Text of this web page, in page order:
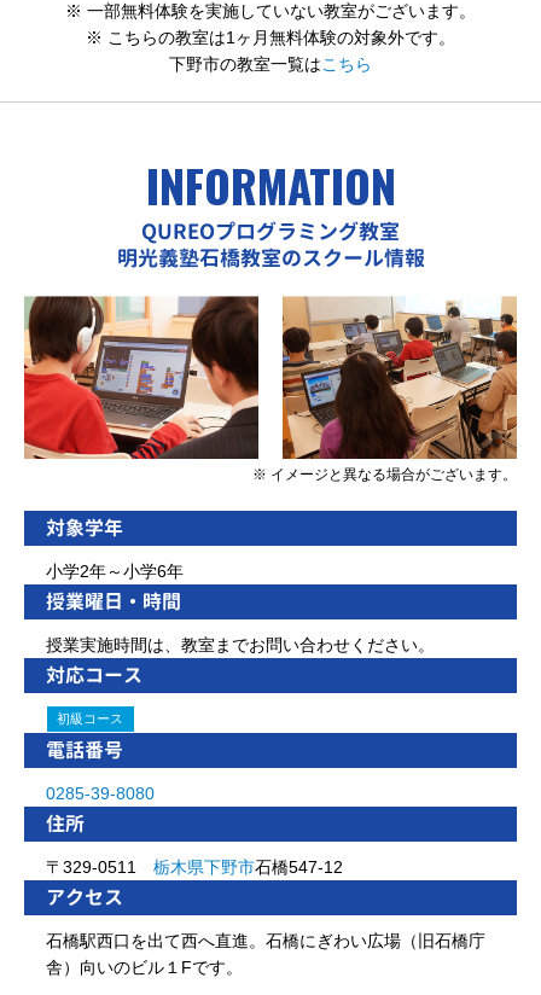
※ 一部無料体験を実施していない教室がございます。
※ こちらの教室は1ヶ月無料体験の対象外です。
下野市の教室一覧はこちら
INFORMATION
QUREOプログラミング教室
明光義塾石橋教室のスクール情報
※ イメージと異なる場合がございます。
対象学年
小学2年～小学6年
授業曜日・時間
授業実施時間は、教室までお問い合わせください。
対応コース
初級コース
電話番号
0285-39-8080
住所
〒329-0511 栃木県下野市石橋547-12
アクセス
石橋駅西口を出て西へ直進。石橋にぎわい広場（旧石橋庁
舎）向いのビル１Fです。